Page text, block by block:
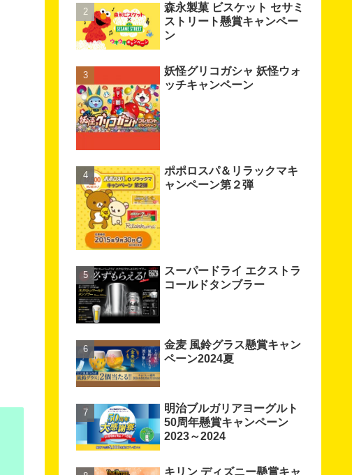
森永製菓 ビスケット セサミ
ストリート懸賞キャンペー
ン
妖怪グリコガシャ 妖怪ウォ
ッチキャンペーン
ポポロスパ＆リラックマキ
ャンペーン第２弾
スーパードライ エクストラ
コールドタンブラー
金麦 風鈴グラス懸賞キャン
ペーン2024夏
明治ブルガリアヨーグルト
50周年懸賞キャンペーン
2023～2024
キリン ディズニー懸賞キャ